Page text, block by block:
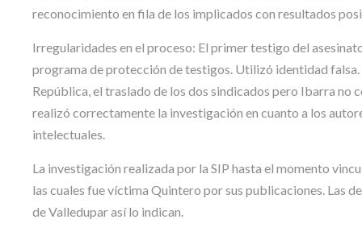
reconocimiento en fila de los implicados con resultados
Irregularidades en el proceso: El primer testigo del
programa de protección de testigos. Utilizó identidad falsa.
República, el traslado de los dos sindicados pero Ibarra no
realizó correctamente la investigación en cuanto a los
intelectuales.
La investigación realizada por la SIP hasta el momento
las cuales fue víctima Quintero por sus publicaciones. Las
de Valledupar así lo indican.